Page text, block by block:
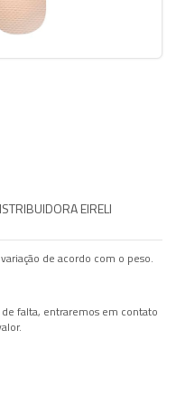
EIRELI
de acordo com o peso.
falta, entraremos em contato